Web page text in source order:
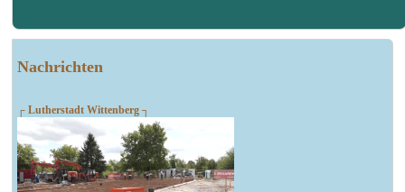
Nachrichten
┌ Lutherstadt Wittenberg ┐